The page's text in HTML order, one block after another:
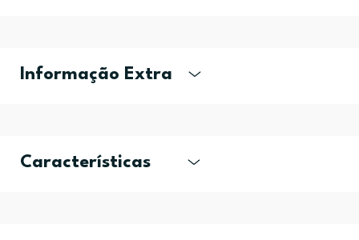
Informação Extra
Características